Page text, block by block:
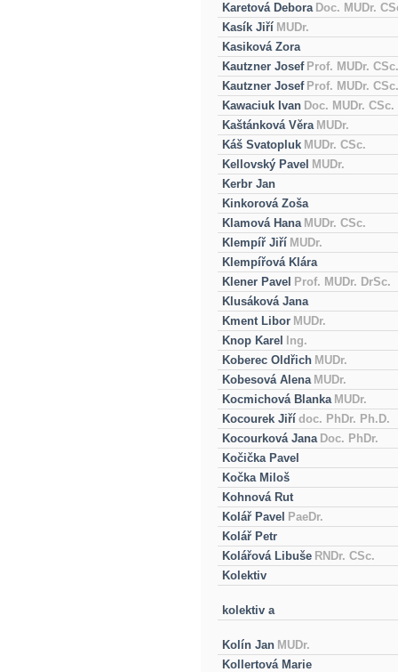
Karetová Debora Doc. MUDr.
Kasík Jiří MUDr.
Kasiková Zora
Kautzner Josef Prof. MUDr.
Kautzner Josef Prof. MUDr.
Kawaciuk Ivan Doc. MUDr. CSc.
Kaštánková Věra MUDr.
Káš Svatopluk MUDr. CSc.
Kellovský Pavel MUDr.
Kerbr Jan
Kinkorová Zoša
Klamová Hana MUDr. CSc.
Klempíř Jiří MUDr.
Klempířová Klára
Klener Pavel
Prof. MUDr. DrSc.
Klusáková Jana
Kment Libor MUDr.
Knop Karel
Ing.
Koberec Oldřich MUDr.
Kobesová Alena MUDr.
Kocmichová Blanka MUDr.
Kocourek Jiří doc. PhDr. Ph.D.
Kocourková Jana Doc. PhDr.
Kočička Pavel
Kočka Miloš
Kohnová Rut
Kolář Pavel
PaeDr.
Kolář Petr
Kolářová Libuše RNDr. CSc.
Kolektiv
kolektiv a
Kolín Jan MUDr.
Kollertová Marie